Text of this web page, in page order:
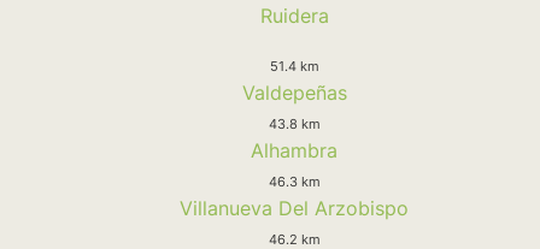
Ruidera
51.4 km
Valdepeñas
43.8 km
Alhambra
46.3 km
Villanueva Del Arzobispo
46.2 km